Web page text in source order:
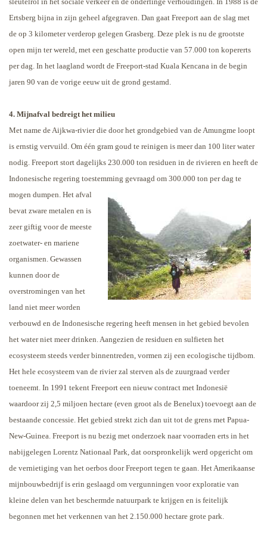
Ertsberg bijna in zijn geheel afgegraven. Dan gaat Freeport aan de slag met
de op 3 kilometer verderop gelegen Grasberg. Deze plek is nu de grootste
open mijn ter wereld, met een geschatte productie van 57.000 ton kopererts
per dag. In het laagland wordt de Freeport-stad Kuala Kencana in de begin
jaren 90 van de vorige eeuw uit de grond gestamd.
4. Mijnafval bedreigt het milieu
Met name de Aijkwa-rivier die door het grondgebied van de Amungme loopt
is ernstig vervuild. Om één gram goud te reinigen is meer dan 100 liter water
nodig. Freeport stort dagelijks 230.000 ton residuen in de rivieren en heeft de
Indonesische regering toestemming gevraagd om 300.000 ton per dag te
mogen dumpen. Het afval
bevat zware metalen en is
zeer giftig voor de meeste
zoetwater- en mariene
organismen. Gewassen
kunnen door de
overstromingen van het
land niet meer worden
verbouwd en de Indonesische regering heeft mensen in het gebied bevolen
het water niet meer drinken. Aangezien de residuen en sulfieten het
ecosysteem steeds verder binnentreden, vormen zij een ecologische tijdbom.
Het hele ecosysteem van de rivier zal sterven als de zuurgraad verder
toeneemt. In 1991 tekent Freeport een nieuw contract met Indonesië
waardoor zij 2,5 miljoen hectare (even groot als de Benelux) toevoegt aan de
bestaande concessie. Het gebied strekt zich dan uit tot de grens met Papua-
New-Guinea. Freeport is nu bezig met onderzoek naar voorraden erts in het
nabijgelegen Lorentz Nationaal Park, dat oorspronkelijk werd opgericht om
de vernietiging van het oerbos door Freeport tegen te gaan. Het Amerikaanse
mijnbouwbedrijf is erin geslaagd om vergunningen voor exploratie van
kleine delen van het beschermde natuurpark te krijgen en is feitelijk
begonnen met het verkennen van het 2.150.000 hectare grote park.